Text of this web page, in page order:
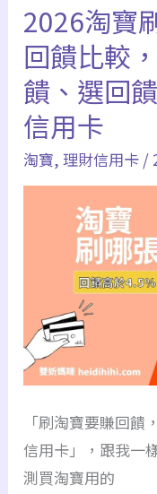
寶/Amazon/
國
外
網
站
適
用）
本
地
退
貨
｜
99
免
退
貨
運
費！
介
2026淘寶
回饋比較
饋、選回
信用卡
淘寶,理財信用卡 /
「刷淘寶要賺回
信用卡」，跟我一
測買淘寶用的